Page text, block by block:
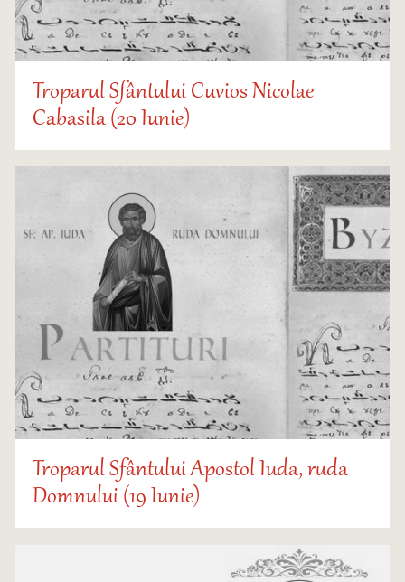
Troparul Sfântului Cuvios Nicolae
Cabasila (20 Iunie)
Troparul Sfântului Apostol Iuda, ruda
Domnului (19 Iunie)